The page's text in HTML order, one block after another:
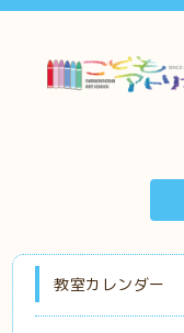
教室カレンダー